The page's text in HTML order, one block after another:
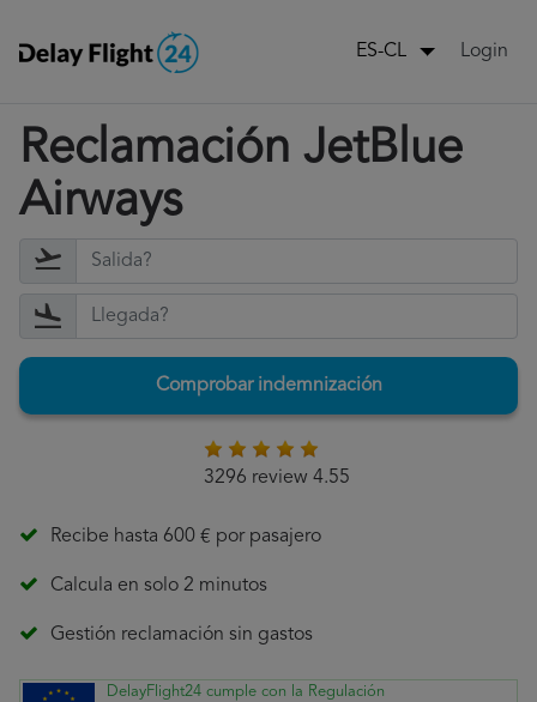
ES-CL Login
Reclamación JetBlue
Airways
Comprobar indemnización
3296 review 4.55
Recibe hasta 600 € por pasajero
Calcula en solo 2 minutos
Gestión reclamación sin gastos
DelayFlight24 cumple con la Regulación